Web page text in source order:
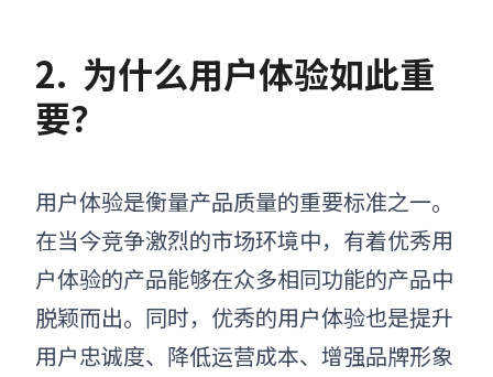
2. 为什么用户体验如此重
要？
用户体验是衡量产品质量的重要标准之一。
在当今竞争激烈的市场环境中，有着优秀用
户体验的产品能够在众多相同功能的产品中
脱颖而出。同时，优秀的用户体验也是提升
用户忠诚度、降低运营成本、增强品牌形象